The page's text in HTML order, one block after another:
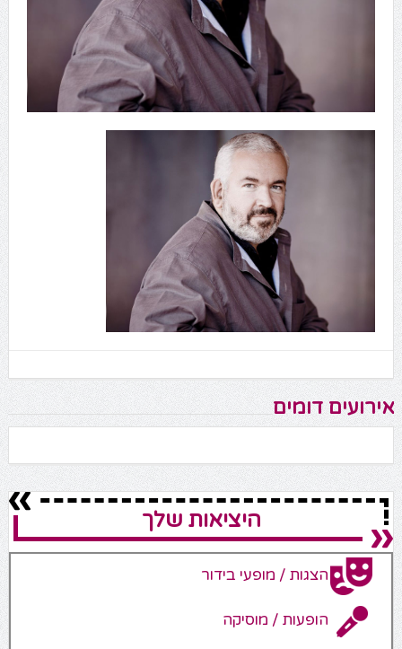
אירועים דומים
היציאות שלך
הצגות / מופעי בידור
הופעות / מוסיקה